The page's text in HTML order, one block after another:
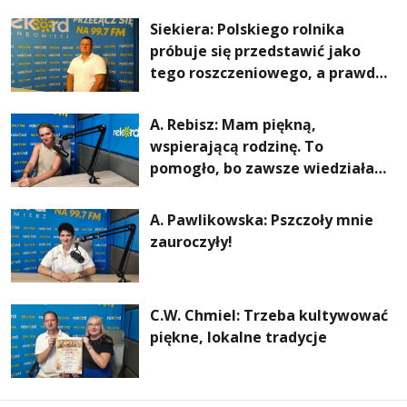
rachunki za energię, lepszy
komfort życia i... czystsze
powietrze
Siekiera: Polskiego rolnika
próbuje się przedstawić jako
tego roszczeniowego, a prawda
A. Rebisz: Mam piękną,
wspierającą rodzinę. To
pomogło, bo zawsze wiedziałam,
najważniejsza
A. Pawlikowska: Pszczoły mnie
zauroczyły!
C.W. Chmiel: Trzeba kultywować
piękne, lokalne tradycje